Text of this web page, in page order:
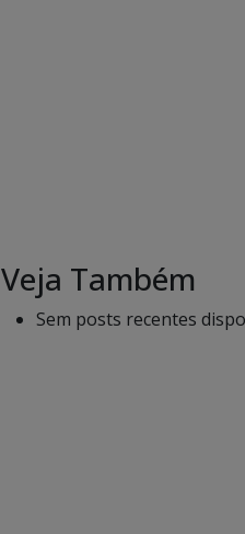
Veja Também
Sem posts recentes